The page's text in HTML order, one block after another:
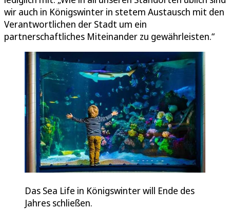
wir auch in Königswinter in stetem Austausch mit den
Verantwortlichen der Stadt um ein
partnerschaftliches Miteinander zu gewährleisten.“
Das Sea Life in Königswinter will Ende des
Jahres schließen.